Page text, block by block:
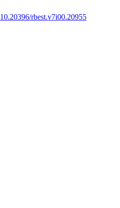
10.20396/rbest.v7i00.20955